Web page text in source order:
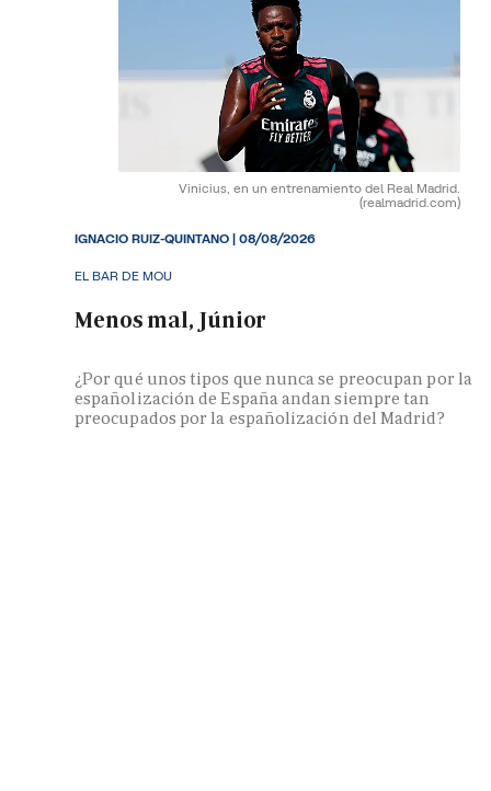
Vinicius, en un entrenamiento del Real Madrid.
(realmadrid.com)
EL BAR DE MOU
Menos mal, Júnior
¿Por qué unos tipos que nunca se preocupan por la
españolización de España andan siempre tan
preocupados por la españolización del Madrid?
IGNACIO RUIZ-QUINTANO|08/08/2026